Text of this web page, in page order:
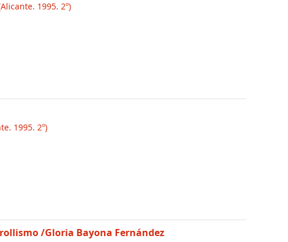
1995. 2º)
1995. 2º)
/Gloria Bayona Fernández